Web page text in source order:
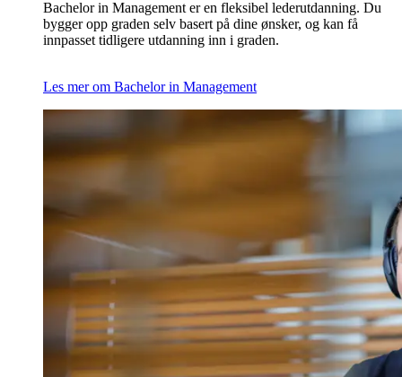
Bachelor in Management er en fleksibel lederutdanning. Du
bygger opp graden selv basert på dine ønsker, og kan få
innpasset tidligere utdanning inn i graden.
Les mer om Bachelor in Management